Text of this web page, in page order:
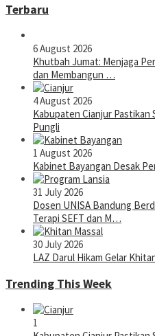
Terbaru
6 August 2026
Khutbah Jumat: Menjaga
dan Membangun …
4 August 2026
Kabupaten Cianjur Pastikan
Pungli
1 August 2026
Kabinet Bayangan Desak
31 July 2026
Dosen UNISA Bandung
Terapi SEFT dan M…
30 July 2026
LAZ Darul Hikam Gelar
Trending This Week
1